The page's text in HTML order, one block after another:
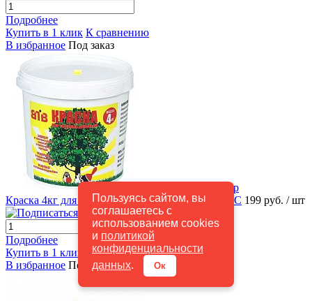
Пользуясь сайтом, вы
соглашаетесь с
использованием cookies
и политикой
конфиденциальности
данных. Ок
Подробнее
Купить в 1 клик К сравнению
В избранное Под заказ
Быстрый просмотр
Краска 4кг для садовых деревьев ВТВ 4/180 СТС 199 руб. / шт
Подписаться
Подробнее
Купить в 1 клик
К сравнению
В избранное Под заказ